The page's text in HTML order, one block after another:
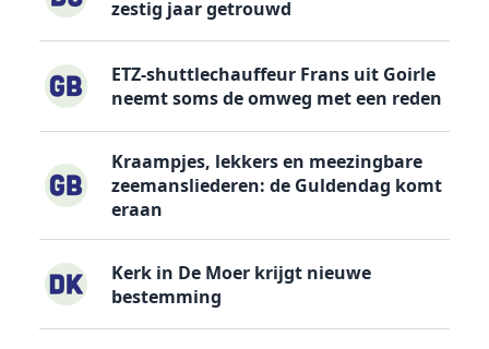
zestig jaar getrouwd
ETZ-shuttlechauffeur Frans uit Goirle
neemt soms de omweg met een reden
Kraampjes, lekkers en meezingbare
zeemansliederen: de Guldendag komt
eraan
Kerk in De Moer krijgt nieuwe
bestemming